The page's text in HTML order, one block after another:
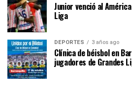
Junior venció al
Liga
DEPORTES 3 años ago
Clínica de béisbol en
jugadores de Grandes